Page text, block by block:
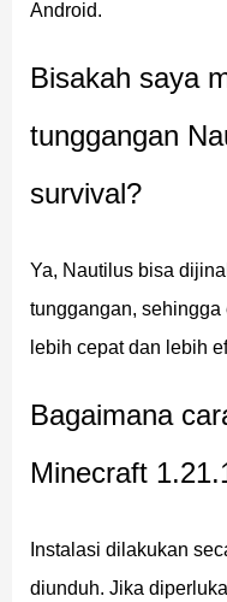
Zombie
dan di dekat mob
makhluk koleksi bagi
eksplorasi.
Biome gurun
Android.
Bisakah saya
tunggangan
survival?
Ya, Nautilus bisa
tunggangan,
lebih cepat dan lebih
Bagaimana
Minecraft
Instalasi dilakukan
diunduh. Jika